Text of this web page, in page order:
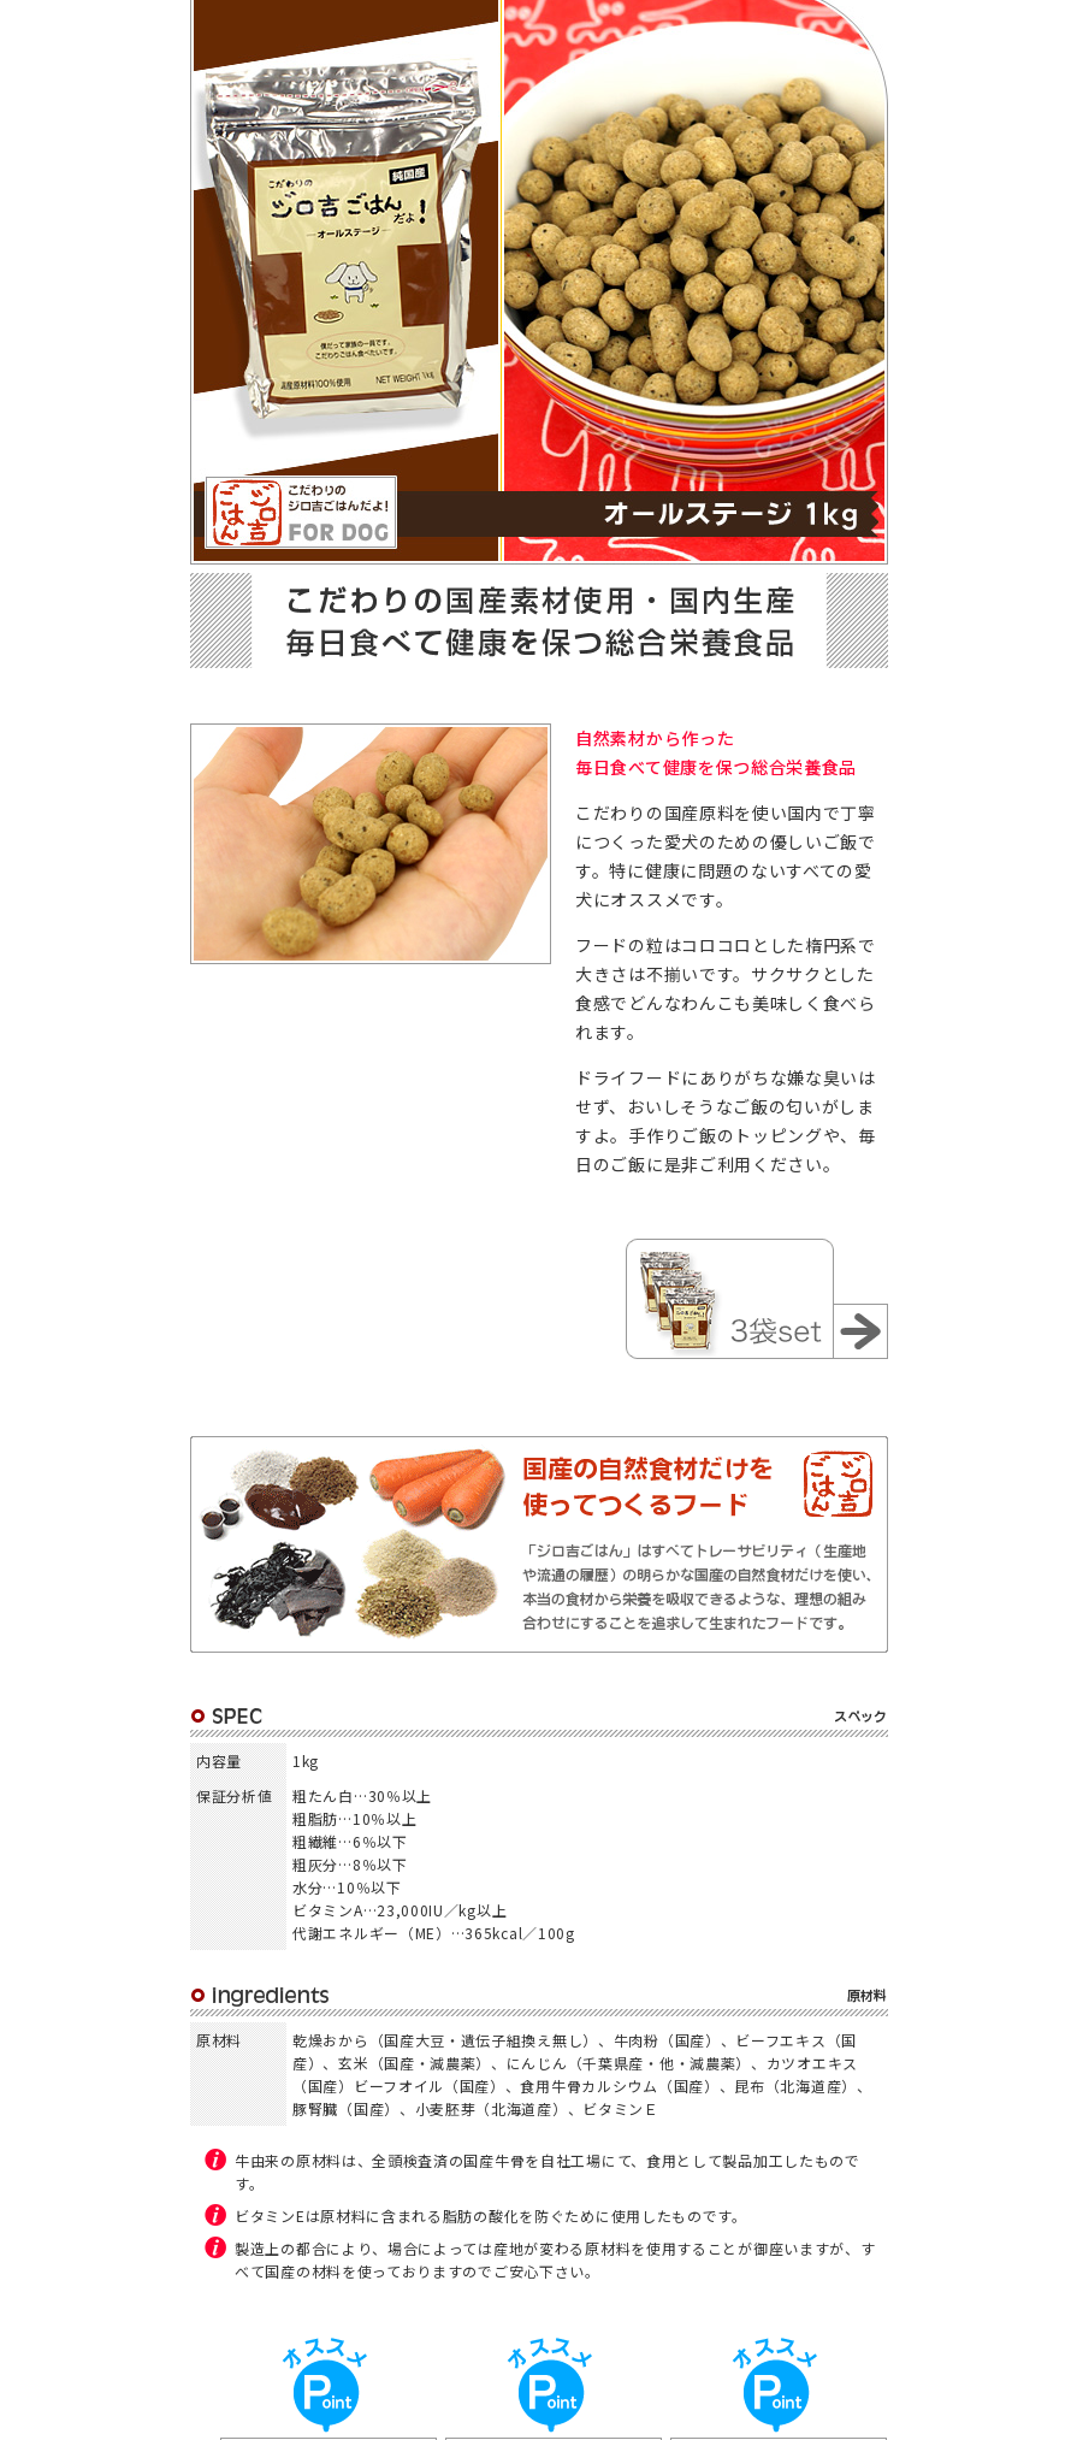
自然素材から作った
毎日食べて健康を保つ総合栄養食品
こだわりの国産原料を使い国内で丁寧
につくった愛犬のための優しいご飯で
す。特に健康に問題のないすべての愛
犬にオススメです。
フードの粒はコロコロとした楕円系で
大きさは不揃いです。サクサクとした
食感でどんなわんこも美味しく食べら
れます。
ドライフードにありがちな嫌な臭いは
せず、おいしそうなご飯の匂いがしま
すよ。手作りご飯のトッピングや、毎
日のご飯に是非ご利用ください。
内容量
1kg
保証分析値
粗たん白…30％以上
粗脂肪…10％以上
粗繊維…6％以下
粗灰分…8％以下
水分…10％以下
ビタミンA…23,000IU／kg以上
代謝エネルギー（ME）…365kcal／100g
原材料
乾燥おから（国産大豆・遺伝子組換え無し）、牛肉粉（国産）、ビーフエキス（国
産）、玄米（国産・減農薬）、にんじん（千葉県産・他・減農薬）、カツオエキス
（国産）ビーフオイル（国産）、食用牛骨カルシウム（国産）、昆布（北海道産）、
豚腎臓（国産）、小麦胚芽（北海道産）、ビタミンＥ
牛由来の原材料は、全頭検査済の国産牛骨を自社工場にて、食用として製品加工したもので
す。
ビタミンEは原材料に含まれる脂肪の酸化を防ぐために使用したものです。
製造上の都合により、場合によっては産地が変わる原材料を使用することが御座いますが、す
べて国産の材料を使っておりますのでご安心下さい。